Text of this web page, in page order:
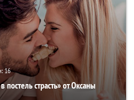
16
постель страсть» от Оксаны